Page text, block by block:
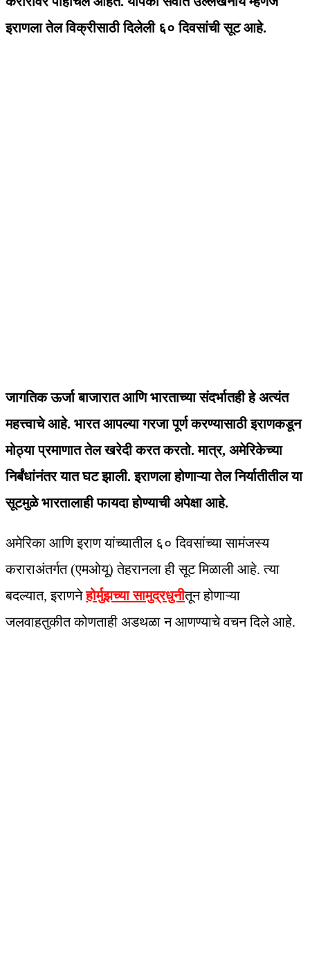
इराणला तेल विक्रीसाठी दिलेली ६० दिवसांची सूट आहे.
जागतिक ऊर्जा बाजारात आणि भारताच्या संदर्भातही हे अत्यंत
महत्त्वाचे आहे. भारत आपल्या गरजा पूर्ण करण्यासाठी इराणकडून
मोठ्या प्रमाणात तेल खरेदी करत करतो. मात्र, अमेरिकेच्या
निर्बंधांनंतर यात घट झाली. इराणला होणाऱ्या तेल निर्यातीतील या
सूटमुळे भारतालाही फायदा होण्याची अपेक्षा आहे.
अमेरिका आणि इराण यांच्यातील ६० दिवसांच्या सामंजस्य
कराराअंतर्गत (एमओयू) तेहरानला ही सूट मिळाली आहे. त्या
बदल्यात, इराणनेहोर्मुझच्या सामुद्रधुनीतून होणाऱ्या
जलवाहतुकीत कोणताही अडथळा न आणण्याचे वचन दिले आहे.